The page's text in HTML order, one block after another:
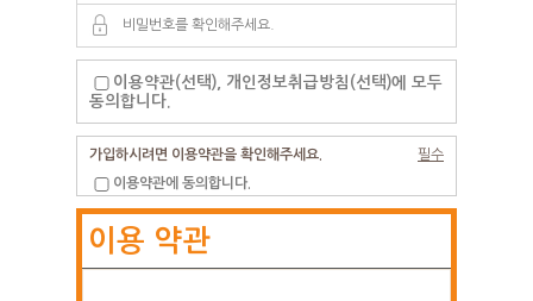
이용약관(선택), 개인정보취급방침(선택)에 모두
동의합니다.
필수
가입하시려면 이용약관을 확인해주세요.
이용약관에 동의합니다.
이용 약관